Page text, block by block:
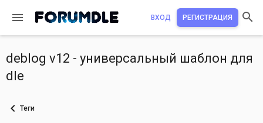
ВХОД РЕГИСТРАЦИЯ
deblog v12 - универсальный шаблон для
dle
Теги